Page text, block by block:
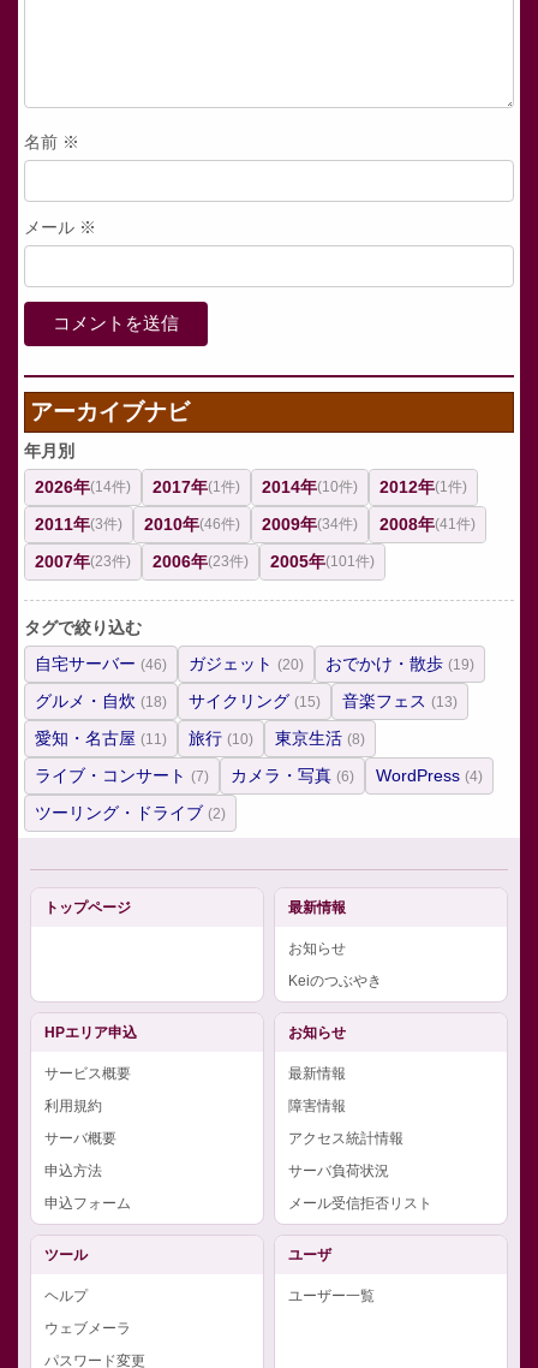
名前 ※
メール ※
アーカイブナビ
年月別
2026年(14件) 2017年(1件) 2014年(10件) 2012年(1件)
2011年(3件) 2010年(46件) 2009年(34件) 2008年(41件)
2007年(23件) 2006年(23件) 2005年(101件)
タグで絞り込む
自宅サーバー (46) ガジェット (20) おでかけ・散歩 (19)
グルメ・自炊 (18) サイクリング (15) 音楽フェス (13)
愛知・名古屋 (11) 旅行 (10) 東京生活 (8)
ライブ・コンサート (7) カメラ・写真 (6) WordPress (4)
ツーリング・ドライブ (2)
トップページ 最新情報
お知らせ
Keiのつぶやき
HPエリア申込
サービス概要
利用規約
サーバ概要
申込方法
申込フォーム
お知らせ
最新情報
障害情報
アクセス統計情報
サーバ負荷状況
メール受信拒否リスト
ツール
ヘルプ
ウェブメーラ
パスワード変更
ユーザ
ユーザー一覧